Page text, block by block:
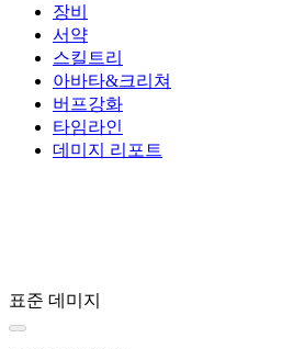
장비
서약
스킬트리
아바타&크리쳐
버프강화
타임라인
데미지 리포트
표준 데미지